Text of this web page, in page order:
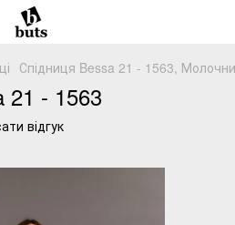
Спідниця Bessa 21 - 1563,
21 - 1563
відгук